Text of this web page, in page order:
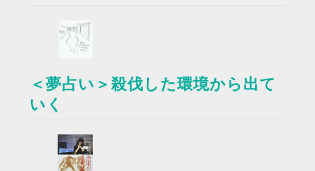
＜夢占い＞殺伐した環境から出て
いく